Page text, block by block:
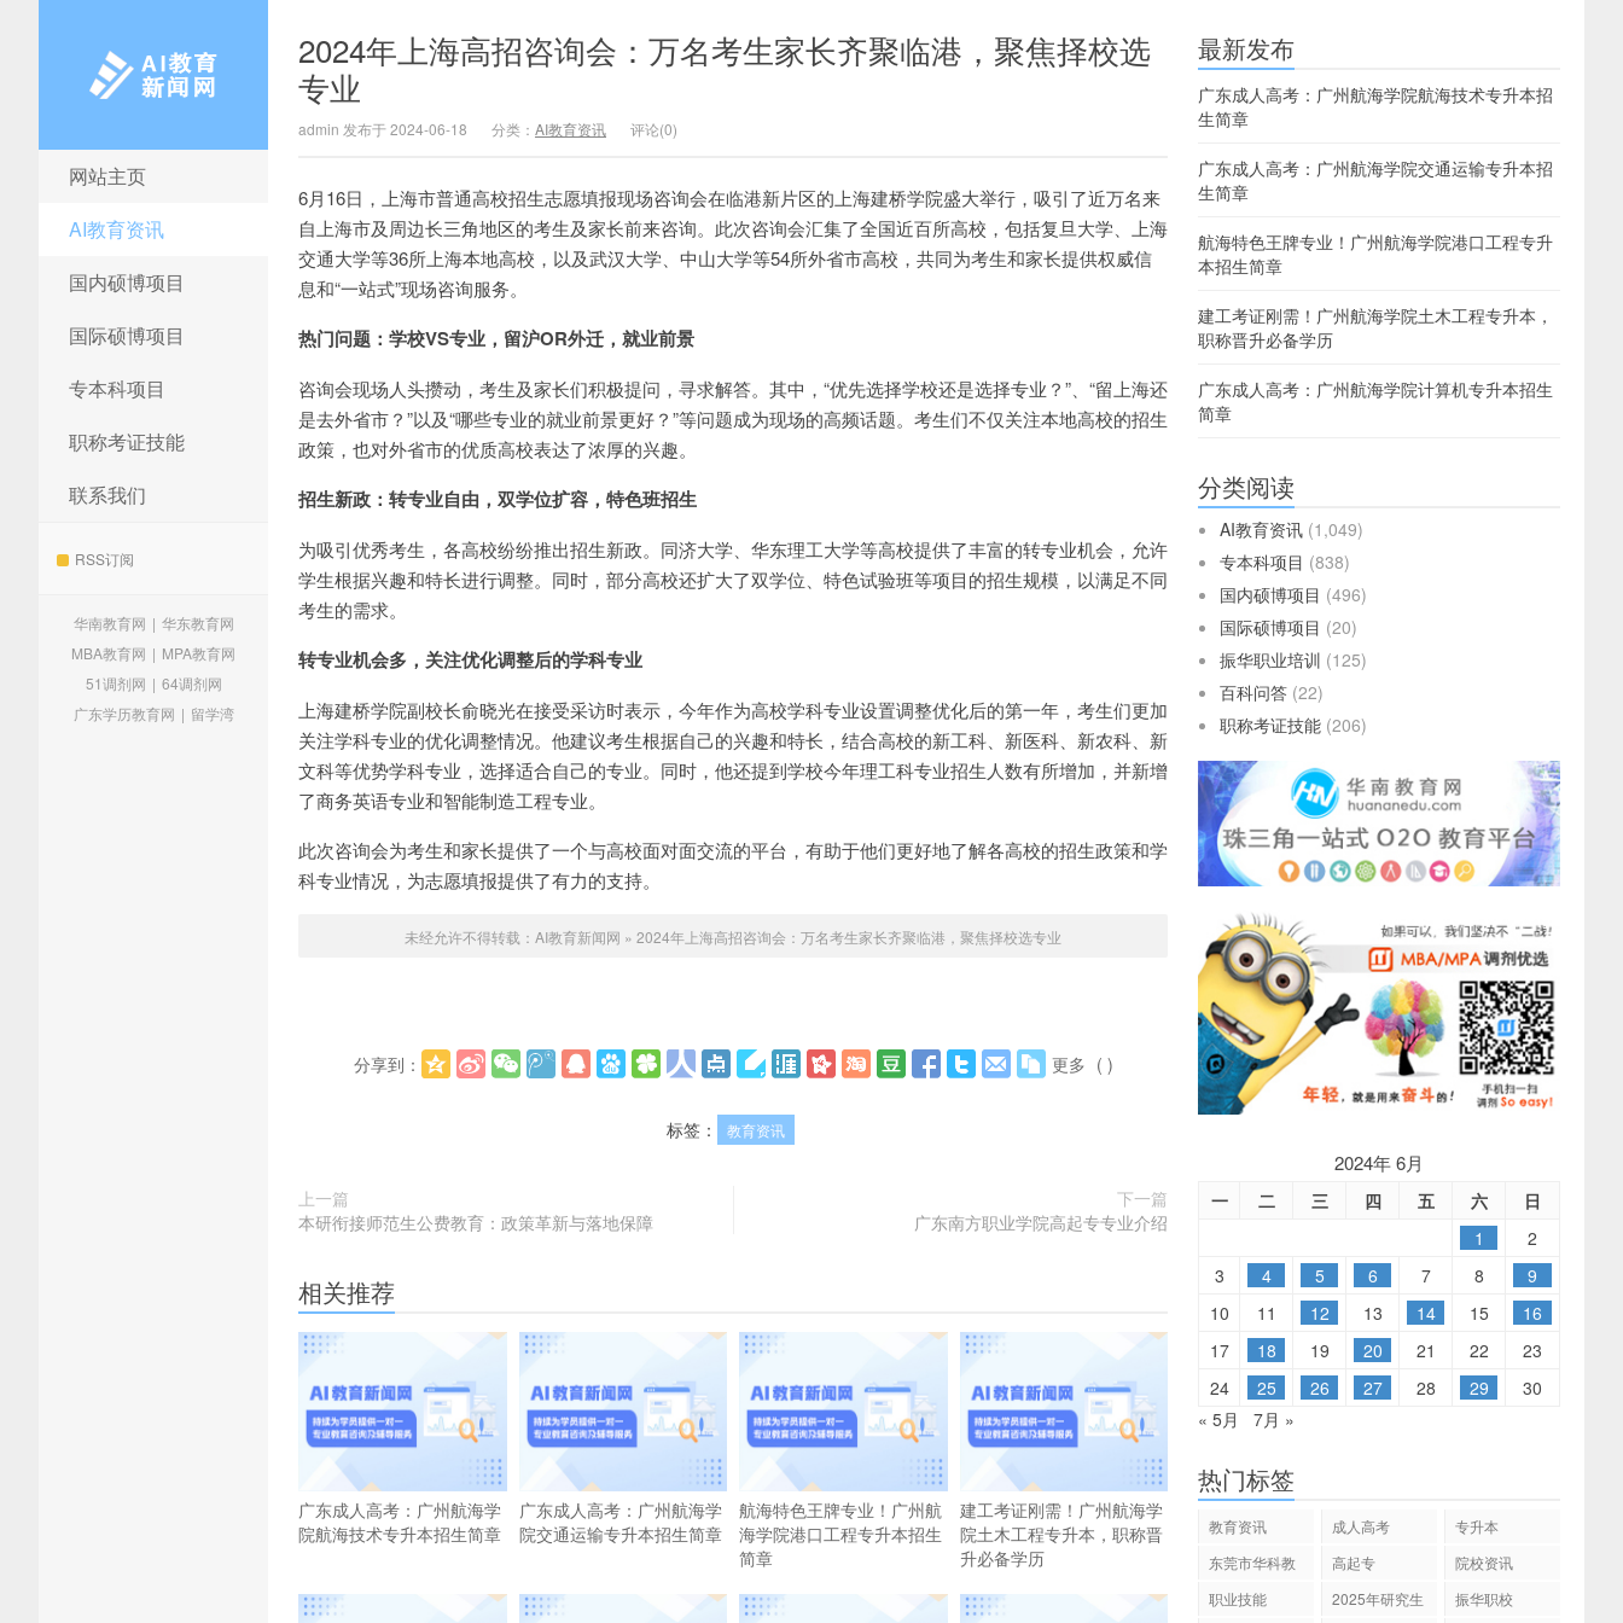
AI教育新闻网
网站主页
AI教育资讯
国内硕博项目
国际硕博项目
专本科项目
职称考证技能
联系我们
RSS订阅
华南教育网 | 华东教育网
MBA教育网 | MPA教育网
51调剂网 | 64调剂网
广东学历教育网 | 留学湾
2024年上海高招咨询会：万名考生家长齐聚临港，聚焦择校选
专业
admin 发布于 2024-06-18 分类： AI教育资讯 评论(0)
6月16日，上海市普通高校招生志愿填报现场咨询会在临港新片区的上海建桥学院盛大举行，吸引了近万名来
自上海市及周边长三角地区的考生及家长前来咨询。此次咨询会汇集了全国近百所高校，包括复旦大学、上海
交通大学等36所上海本地高校，以及武汉大学、中山大学等54所外省市高校，共同为考生和家长提供权威信
息和“一站式”现场咨询服务。
热门问题：学校VS专业，留沪OR外迁，就业前景
咨询会现场人头攒动，考生及家长们积极提问，寻求解答。其中，“优先选择学校还是选择专业？”、“留上海还
是去外省市？”以及“哪些专业的就业前景更好？”等问题成为现场的高频话题。考生们不仅关注本地高校的招生
政策，也对外省市的优质高校表达了浓厚的兴趣。
招生新政：转专业自由，双学位扩容，特色班招生
为吸引优秀考生，各高校纷纷推出招生新政。同济大学、华东理工大学等高校提供了丰富的转专业机会，允许
学生根据兴趣和特长进行调整。同时，部分高校还扩大了双学位、特色试验班等项目的招生规模，以满足不同
考生的需求。
转专业机会多，关注优化调整后的学科专业
上海建桥学院副校长俞晓光在接受采访时表示，今年作为高校学科专业设置调整优化后的第一年，考生们更加
关注学科专业的优化调整情况。他建议考生根据自己的兴趣和特长，结合高校的新工科、新医科、新农科、新
文科等优势学科专业，选择适合自己的专业。同时，他还提到学校今年理工科专业招生人数有所增加，并新增
了商务英语专业和智能制造工程专业。
此次咨询会为考生和家长提供了一个与高校面对面交流的平台，有助于他们更好地了解各高校的招生政策和学
科专业情况，为志愿填报提供了有力的支持。
未经允许不得转载： AI教育新闻网 » 2024年上海高招咨询会：万名考生家长齐聚临港，聚焦择校选专业
分享到： 更多 ( )
标签： 教育资讯
上一篇
本研衔接师范生公费教育：政策革新与落地保障
下一篇
广东南方职业学院高起专专业介绍
相关推荐
广东成人高考：广州航海学
院航海技术专升本招生简章
广东成人高考：广州航海学
院交通运输专升本招生简章
航海特色王牌专业！广州航
海学院港口工程专升本招生
简章
建工考证刚需！广州航海学
院土木工程专升本，职称晋
升必备学历
最新发布
广东成人高考：广州航海学院航海技术专升本招
生简章
广东成人高考：广州航海学院交通运输专升本招
生简章
航海特色王牌专业！广州航海学院港口工程专升
本招生简章
建工考证刚需！广州航海学院土木工程专升本，
职称晋升必备学历
广东成人高考：广州航海学院计算机专升本招生
简章
分类阅读
AI教育资讯 (1,049)
专本科项目 (838)
国内硕博项目 (496)
国际硕博项目 (20)
振华职业培训 (125)
百科问答 (22)
职称考证技能 (206)
2024年 6月
一 二 三 四 五 六
日
1
2
3
4 5 6 7 8
9
10
11 12 13 14 15
16
17
18 19 20 21 22
23
24
25 26 27 28 29
30
« 5月
7月 »
热门标签
教育资讯 成人高考
专升本
东莞市华科教
高起专
院校资讯
职业技能
2025年研究生
振华职校